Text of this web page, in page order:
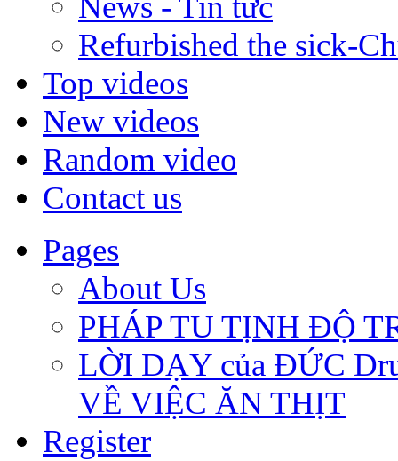
Refurbished the sick-
Top videos
New videos
Random video
Contact us
Pages
About Us
PHÁP TU TỊNH ĐỘ
LỜI DẠY của ĐỨC
VỀ VIỆC ĂN THỊT
Register